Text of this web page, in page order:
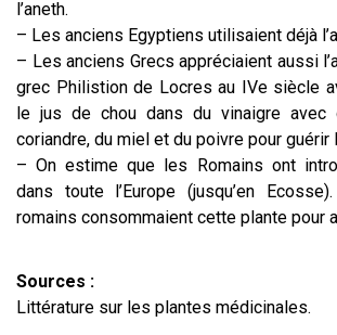
l’aneth.
– Les anciens Egyptiens utilisaient déjà
– Les anciens Grecs appréciaient aussi
grec Philistion de Locres au IVe siècle
le jus de chou dans du vinaigre avec
coriandre, du miel et du poivre pour guérir
– On estime que les Romains ont
dans toute l’Europe (jusqu’en
romains consommaient cette plante pour
Sources :
Littérature sur les plantes médicinales.